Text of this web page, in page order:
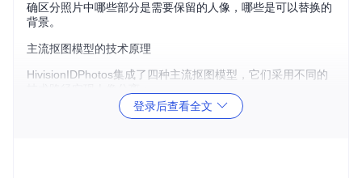
确区分照片中哪些部分是需要保留的人像，哪些是可以替换的
背景。
主流抠图模型的技术原理
HivisionIDPhotos集成了四种主流抠图模型，它们采用不同的
Hivision ModNet模型：项目自研优化版本，采用编码器-
登录后查看全文